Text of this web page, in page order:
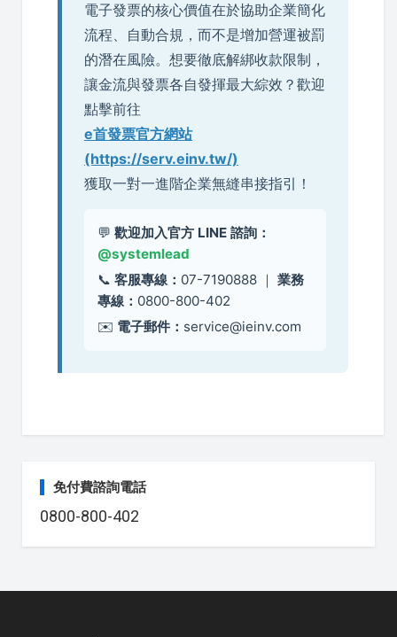
電子發票的核心價值在於協助企業簡化
流程、自動合規，而不是增加營運被罰
的潛在風險。想要徹底解綁收款限制，
讓金流與發票各自發揮最大綜效？歡迎
點擊前往
e首發票官方網站
(https://serv.einv.tw/)
獲取一對一進階企業無縫串接指引！
💬 歡迎加入官方 LINE 諮詢：
@systemlead
📞 客服專線： 07-7190888 ｜ 業務
專線： 0800-800-402
✉️ 電子郵件： service@ieinv.com
免付費諮詢電話
0800-800-402